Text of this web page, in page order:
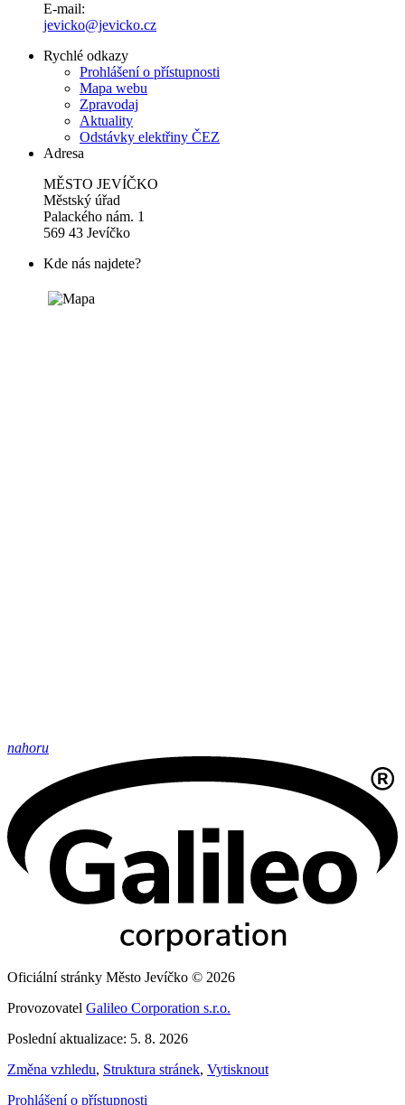
E-mail:
jevicko@jevicko.cz
Rychlé odkazy
Prohlášení o přístupnosti
Mapa webu
Zpravodaj
Aktuality
Odstávky elektřiny ČEZ
Adresa
MĚSTO JEVÍČKO
Městský úřad
Palackého nám. 1
569 43 Jevíčko
Kde nás najdete?
nahoru
Oficiální stránky Město Jevíčko © 2026
Provozovatel Galileo Corporation s.r.o.
Poslední aktualizace: 5. 8. 2026
Změna vzhledu, Struktura stránek, Vytisknout
Prohlášení o přístupnosti